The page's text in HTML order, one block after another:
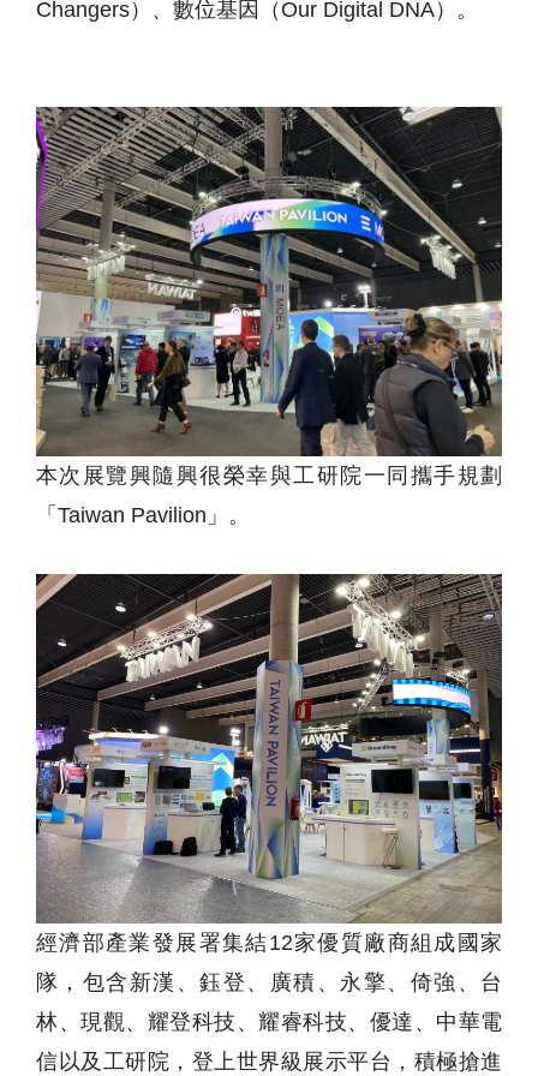
Changers）、數位基因（Our Digital DNA）。
本次展覽興隨興很榮幸與工研院一同攜手規劃
「 Taiwan Pavilion 」。
經濟部產業發展署集結12家優質廠商組成國家
隊，包含新漢、鈺登、廣積、永擎、倚強、台
林、現觀、耀登科技、耀睿科技、優達、中華電
信以及工研院，登上世界級展示平台，積極搶進